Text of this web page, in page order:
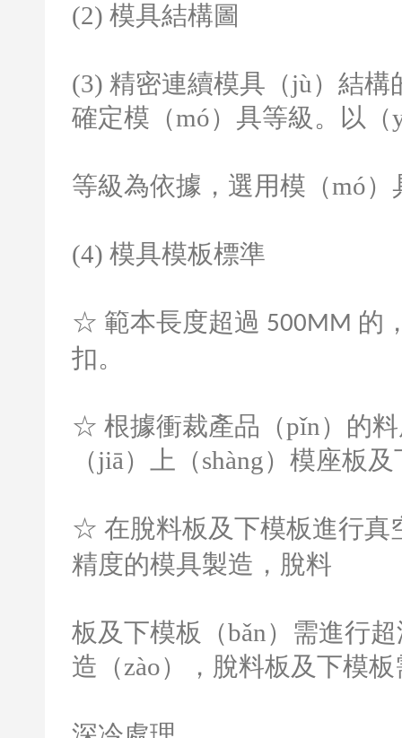
(2) 模具結構圖
(3) 精密連續模具（jù）結構
確定模（mó）具等級。以（
等級為依據，選用模（mó
(4) 模具模板標準
☆ 範本長度超過 500MM 的
扣。
☆ 根據衝裁產品（pǐn）的
（jiā）上（shàng）模座板
☆ 在脫料板及下模板進行真
精度的模具製造，脫料
板及下模板（bǎn）需進行
造（zào），脫料板及下模